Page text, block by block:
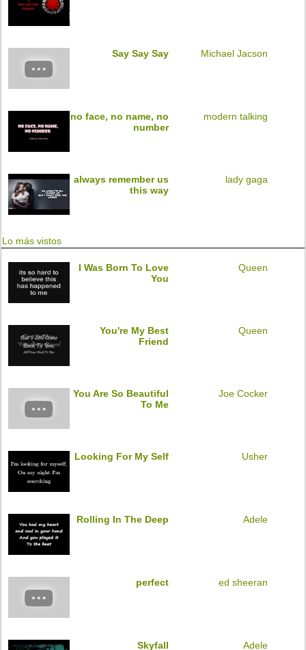
Say Say Say Michael Jacson
no face, no name, no
number
modern talking
always remember us
this way
lady gaga
Lo más vistos
I Was Born To Love
You
Queen
You're My Best
Friend
Queen
You Are So Beautiful
To Me
Joe Cocker
Looking For My Self Usher
Rolling In The Deep Adele
perfect ed sheeran
Skyfall Adele